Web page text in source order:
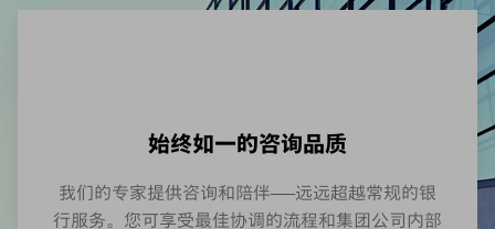
始终如一的咨询品质
我们的专家提供咨询和陪伴——远远超越常规的银
行服务。您可享受最佳协调的流程和集团公司内部